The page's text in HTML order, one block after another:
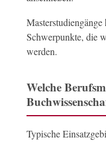
Schwerpunkte, die
werden.
Welche
Typische